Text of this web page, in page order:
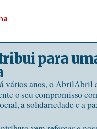
para
vários anos, o AbrilAbril
o seu compromisso
a solidariedade e a